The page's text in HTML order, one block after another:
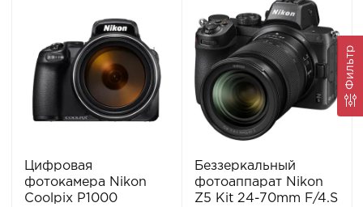
Фильтр
Цифровая
фотокамера Nikon
Coolpix P1000
Беззеркальный
фотоаппарат Nikon
Z5 Kit 24-70mm F/4.S